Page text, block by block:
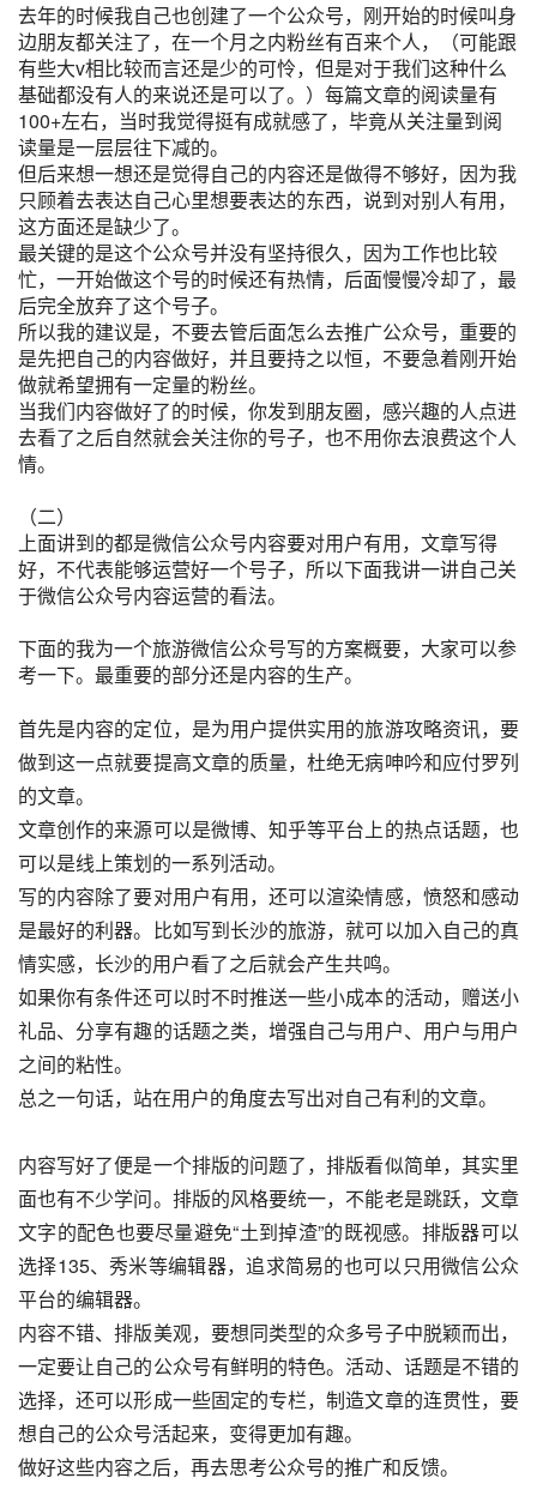
去年的时候我自己也创建了一个公众号，刚开始的时候叫身
边朋友都关注了，在一个月之内粉丝有百来个人，（可能跟
有些大v相比较而言还是少的可怜，但是对于我们这种什么
基础都没有人的来说还是可以了。）每篇文章的阅读量有
100+左右，当时我觉得挺有成就感了，毕竟从关注量到阅
读量是一层层往下减的。
但后来想一想还是觉得自己的内容还是做得不够好，因为我
只顾着去表达自己心里想要表达的东西，说到对别人有用，
这方面还是缺少了。
最关键的是这个公众号并没有坚持很久，因为工作也比较
忙，一开始做这个号的时候还有热情，后面慢慢冷却了，最
后完全放弃了这个号子。
所以我的建议是，不要去管后面怎么去推广公众号，重要的
是先把自己的内容做好，并且要持之以恒，不要急着刚开始
做就希望拥有一定量的粉丝。
当我们内容做好了的时候，你发到朋友圈，感兴趣的人点进
去看了之后自然就会关注你的号子，也不用你去浪费这个人
情。
（二）
上面讲到的都是微信公众号内容要对用户有用，文章写得
好，不代表能够运营好一个号子，所以下面我讲一讲自己关
于微信公众号内容运营的看法。
下面的我为一个旅游微信公众号写的方案概要，大家可以参
考一下。最重要的部分还是内容的生产。
首先是内容的定位，是为用户提供实用的旅游攻略资讯，要
做到这一点就要提高文章的质量，杜绝无病呻吟和应付罗列
的文章。
文章创作的来源可以是微博、知乎等平台上的热点话题，也
可以是线上策划的一系列活动。
写的内容除了要对用户有用，还可以渲染情感，愤怒和感动
是最好的利器。比如写到长沙的旅游，就可以加入自己的真
情实感，长沙的用户看了之后就会产生共鸣。
如果你有条件还可以时不时推送一些小成本的活动，赠送小
礼品、分享有趣的话题之类，增强自己与用户、用户与用户
之间的粘性。
总之一句话，站在用户的角度去写出对自己有利的文章。
内容写好了便是一个排版的问题了，排版看似简单，其实里
面也有不少学问。排版的风格要统一，不能老是跳跃，文章
文字的配色也要尽量避免“土到掉渣”的既视感。排版器可以
选择135、秀米等编辑器，追求简易的也可以只用微信公众
平台的编辑器。
内容不错、排版美观，要想同类型的众多号子中脱颖而出，
一定要让自己的公众号有鲜明的特色。活动、话题是不错的
选择，还可以形成一些固定的专栏，制造文章的连贯性，要
想自己的公众号活起来，变得更加有趣。
做好这些内容之后，再去思考公众号的推广和反馈。